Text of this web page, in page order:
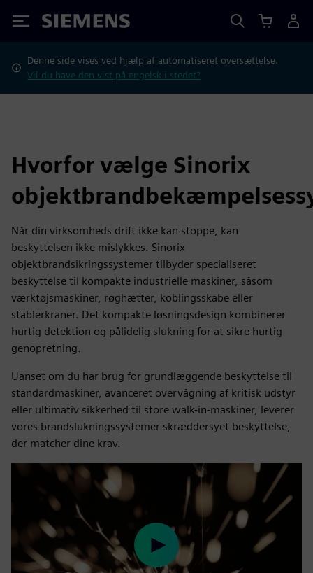
Siemens
Denne side vises ved hjælp af automatiseret oversættelse.
Vil du have den vist på engelsk i stedet?
Hvorfor vælge Sinorix
Når din virksomheds drift ikke kan stoppe, kan
beskyttelsen ikke mislykkes. Sinorix
objektbrandsikringssystemer tilbyder specialiseret
beskyttelse til kompakte industrielle maskiner, såsom
værktøjsmaskiner, røghætter, koblingsskabe eller
stablerkraner. Det kompakte løsningsdesign kombinerer
hurtig detektion og pålidelig slukning for at sikre hurtig
genopretning.
Uanset om du har brug for grundlæggende beskyttelse til
standardmaskiner, avanceret overvågning af kritisk udstyr
eller ultimativ sikkerhed til store walk-in-maskiner, leverer
vores brandslukningssystemer skræddersyet beskyttelse,
der matcher dine krav.
Play